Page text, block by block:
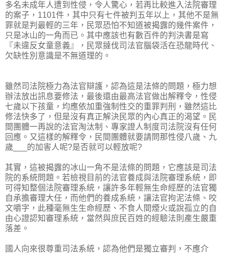
多名未成年人遭到性侵，令人驚心，若再比較進入法院審理
的案子，1101件，其中只有七件被判五年以上，其他不是無
罪就是判最輕的三年，民眾恐怕不知道被揭露的幾件案件，
只是冰山的一角而已。其中應該也有數百件的判決書是寫
『未違反女童意義』，民眾撻伐司法官腦袋活在恐龍時代、
欠缺性別意識是不無道理的。
雖然司法院極力為法官辯護，認為這是法條的問題，極力想
辦法放出訊息要修法，最後還由最高法官做出解釋令，性侵
七歲以下孩童，均應依加重強制性交的重罪判刑，雖然這比
修法快多了，但是沒有真正解決民眾的內心真正的渴望。民
間團體一再說的法官淘汰制、專家證人制度司法院沒有任何
回應。又這樣的解釋令，民間團體就要請問那性侵八歲、九
歲___的加害人呢?是否就可以輕放呢?
其實，這被揭露的冰山一角不是法條的問題，它應該是司法
院的系統問題。若檢視目前的法官養成與法院審理系統，即
可得知整個法院審理系統，讓許多年輕無生命經歷的法官獨
自承擔審理大任，而他們的養成系統，讓法官拘泥法條、咬
文嚼字，此種毫無生生命經歷、不食人間煙火或說孤立的自
由心證認知審理系統，當然與庶民百姓的經驗法則產生嚴重
落差。
國人向來很尊重司法系統，認為他們是獨立審判，不應介